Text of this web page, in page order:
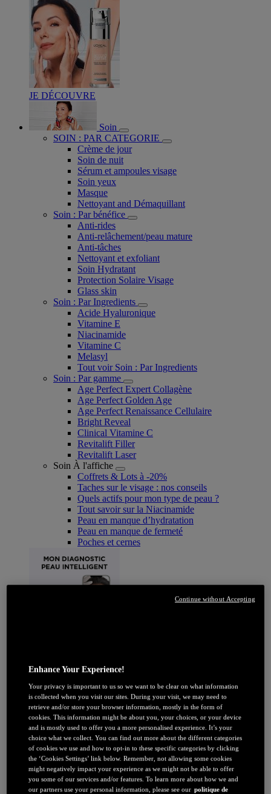
JE DÉCOUVRE
Soin
SOIN : PAR CATEGORIE
Crème de jour
Soin de nuit
Sérum et ampoules visage
Soin yeux
Masque
Nettoyant and Démaquillant
Soin : Par bénéfice
Anti-rides
Anti-relâchement/peau mature
Anti-tâches
Nettoyant et exfoliant
Soin Hydratant
Protection Solaire Visage
Glass skin
Soin : Par Ingredients
Acide Hyaluronique
Vitamine E
Niacinamide
Vitamine C
Melasyl
Tout voir Soin : Par Ingredients
Soin : Par gamme
Age Perfect Expert Collagène
Age Perfect Golden Age
Age Perfect Renaissance Cellulaire
Bright Reveal
Clinical Vitamine C
Revitalift Filler
Revitalift Laser
Soin À l'affiche
Coffrets & Lots à -20%
Taches sur le visage : nos conseils
Quels actifs pour mon type de peau ?
Tout savoir sur la Niacinamide​
Peau en manque d’hydratation
Peau en manque de fermeté
Poches et cernes
Par couleur
Blonde
Châtain
Brune / Noire
Rousse / Auburn
Eclaircissant
Tie & dye et balayage
Retouche racines
Flashy
Par durée
Enhance Your Experience!
Your privacy is important to us so we want to be clear on what information
is collected when you visit our sites. During your visit, we may need to
retrieve and/or store your browser information, mostly in the form of
cookies. This information might be about you, your choices, or your device
and is mostly used to offer you a more personalised experience. It’s your
choice what we collect. You can find out more about the different categories
of cookies we use and how to opt-in to these specific categories by clicking
the ‘Cookies Settings’ link below. Remember, not allowing some cookies
might negatively impact your experience as we might not be able to offer
you some of our services and/or features. To learn more about how we and
our partners use your personal information, please see our politique de
Continue without Accepting